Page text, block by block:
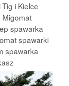
i Kielce
Migomat
spawarka
spawarki
spawarka